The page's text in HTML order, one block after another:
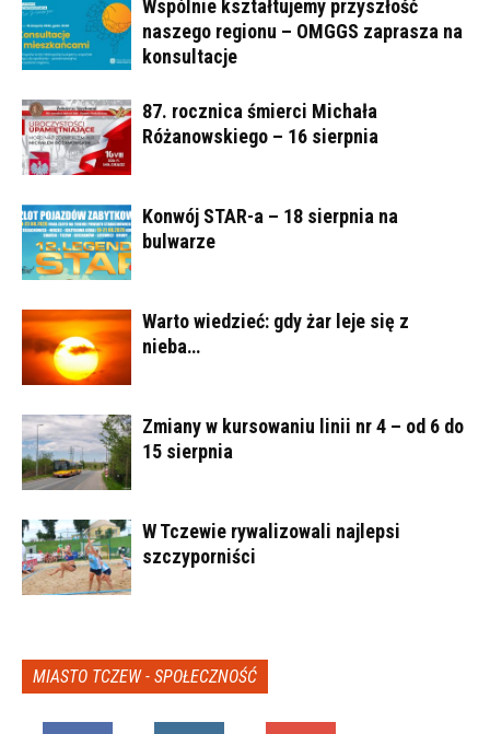
Wspólnie kształtujemy przyszłość
naszego regionu – OMGGS zaprasza na
konsultacje
87. rocznica śmierci Michała
Różanowskiego – 16 sierpnia
Konwój STAR-a – 18 sierpnia na
bulwarze
Warto wiedzieć: gdy żar leje się z
nieba…
Zmiany w kursowaniu linii nr 4 – od 6 do
15 sierpnia
W Tczewie rywalizowali najlepsi
szczyporniści
MIASTO TCZEW - SPOŁECZNOŚĆ